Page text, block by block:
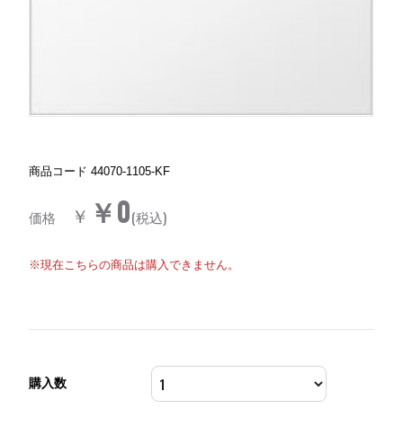
商品コード 44070-1105-KF
価格 ￥ ￥0(税込)
※現在こちらの商品は購入できません。
購入数